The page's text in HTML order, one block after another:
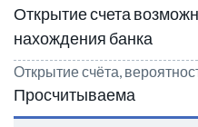
Открытие счета
нахождения банка
Открытие счёта,
Просчитываема